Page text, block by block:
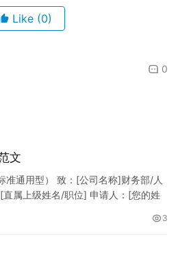
Like (0)
0
文
准通用型） 致：[公司名称]财务部/人
属上级姓名/职位] 申请人：[您的姓
3